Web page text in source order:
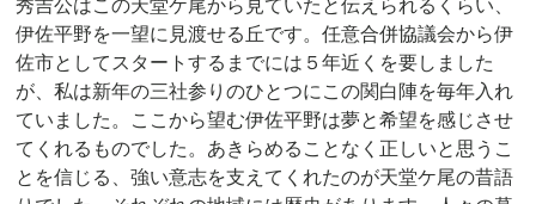
秀吉公はこの天堂ケ尾から見ていたと伝えられるくらい、
伊佐平野を一望に見渡せる丘です。任意合併協議会から伊
佐市としてスタートするまでには５年近くを要しました
が、私は新年の三社参りのひとつにこの関白陣を毎年入れ
ていました。ここから望む伊佐平野は夢と希望を感じさせ
てくれるものでした。あきらめることなく正しいと思うこ
とを信じる、強い意志を支えてくれたのが天堂ケ尾の昔語